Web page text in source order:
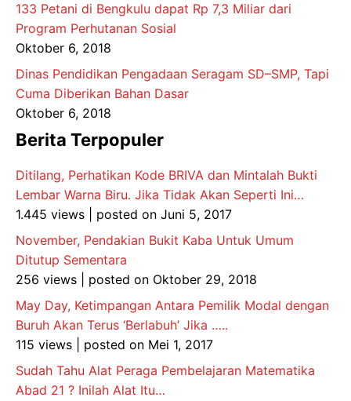
133 Petani di Bengkulu dapat Rp 7,3 Miliar dari
Program Perhutanan Sosial
Oktober 6, 2018
Dinas Pendidikan Pengadaan Seragam SD–SMP, Tapi
Cuma Diberikan Bahan Dasar
Oktober 6, 2018
Berita Terpopuler
Ditilang, Perhatikan Kode BRIVA dan Mintalah Bukti
Lembar Warna Biru. Jika Tidak Akan Seperti Ini…
1.445 views
posted on Juni 5, 2017
November, Pendakian Bukit Kaba Untuk Umum
Ditutup Sementara
256 views
posted on Oktober 29, 2018
May Day, Ketimpangan Antara Pemilik Modal dengan
Buruh Akan Terus ‘Berlabuh’ Jika …..
115 views
posted on Mei 1, 2017
Sudah Tahu Alat Peraga Pembelajaran Matematika
Abad 21 ? Inilah Alat Itu…